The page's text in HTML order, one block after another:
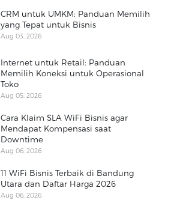
CRM untuk UMKM: Panduan Memilih
yang Tepat untuk Bisnis
Aug 03, 2026
Internet untuk Retail: Panduan
Memilih Koneksi untuk Operasional
Toko
Aug 05, 2026
Cara Klaim SLA WiFi Bisnis agar
Mendapat Kompensasi saat
Downtime
Aug 06, 2026
11 WiFi Bisnis Terbaik di Bandung
Utara dan Daftar Harga 2026
Aug 06, 2026